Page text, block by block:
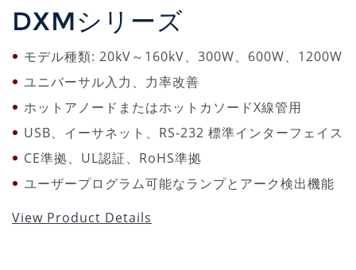
DXMシリーズ
モデル種類: 20kV～160kV、300W、600W、1200W
ユニバーサル入力、力率改善
ホットアノードまたはホットカソードX線管用
USB、イーサネット、RS-232 標準インターフェイス
CE準拠、UL認証、RoHS準拠
ユーザープログラム可能なランプとアーク検出機能
View Product Details